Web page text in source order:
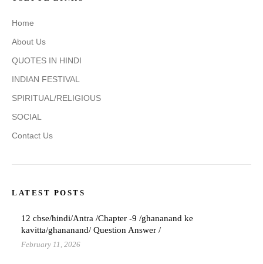
Home
About Us
QUOTES IN HINDI
INDIAN FESTIVAL
SPIRITUAL/RELIGIOUS
SOCIAL
Contact Us
LATEST POSTS
12 cbse/hindi/Antra /Chapter -9 /ghananand ke
kavitta/ghananand/ Question Answer /
February 11, 2026